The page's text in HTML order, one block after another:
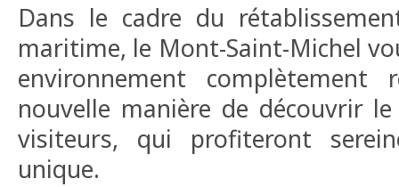
Dans le cadre du
maritime, le Mont-Saint-Michel
environnement complètement
nouvelle manière de découvrir
visiteurs, qui profiteront
unique.